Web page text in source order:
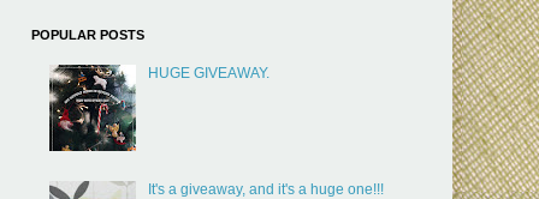
POPULAR POSTS
HUGE GIVEAWAY.
It's a giveaway, and it's a huge one!!!